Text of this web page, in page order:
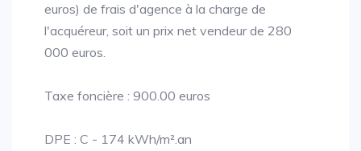
euros) de frais d'agence à la charge de
l'acquéreur, soit un prix net vendeur de 280
000 euros.
Taxe foncière : 900.00 euros
DPE : C - 174 kWh/m².an